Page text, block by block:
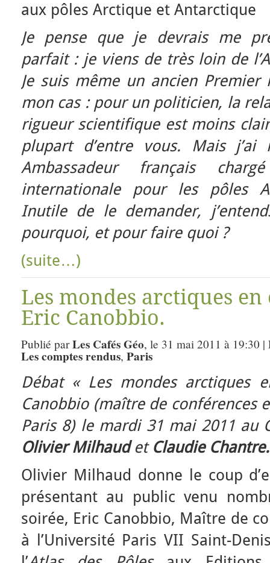
aux pôles Arctique et Antarctique
Je pense que je devrais me
parfait : je viens de très loin de
Je suis même un ancien
mon cas : pour un politicien, la
rigueur scientifique est moins
plupart d’entre vous. Mais j’ai
Ambassadeur français
internationale pour les pôles
Inutile de le demander,
pourquoi, et pour faire quoi ?
(suite…)
Les mondes arctiques
Eric Canobbio.
Publié parLes Cafés Géo, le 31 mai 2011 à 19:30
Les comptes rendus, Paris
Débat « Les mondes arctiques
Canobbio (maître de conférences
Paris 8) le mardi 31 mai 2011 au
Olivier Milhaudet Claudie Chantre.
Olivier Milhaud donne le coup
présentant au public venu
soirée, Eric Canobbio, Maître de
à l’Université Paris VII Saint-